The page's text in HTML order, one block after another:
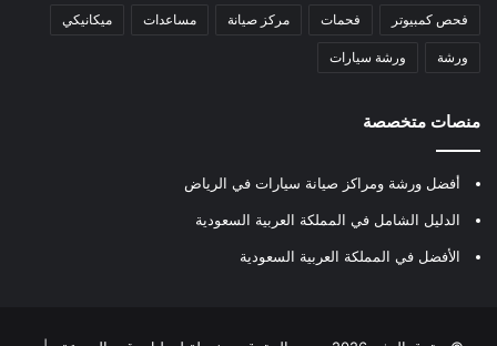
فحص كمبيوتر فحمات مركز صيانة مساعدات ميكانيكي
ورشة ورشة سيارات
منصات متخصصة
أفضل ورشة ومراكز صيانة سيارات في الرياض
الدليل الشامل في المملكة العربية السعودية
الأفضل في المملكة العربية السعودية